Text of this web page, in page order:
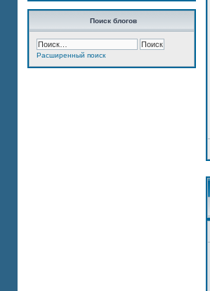
Поиск блогов
Расширенный поиск